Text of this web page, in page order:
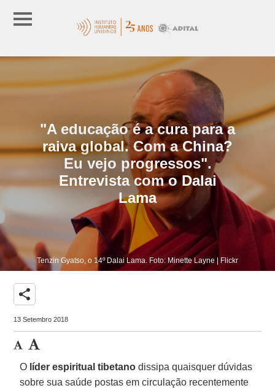
"A educação é a cura para a
raiva global. Com a China?
Eu vejo progressos".
Entrevista com o Dalai
Lama
Tenzin Gyatso, o 14º Dalai Lama. Foto: Minette Layne | Flickr
share
13 Setembro 2018
O líder espiritual tibetano dissipa quaisquer dúvidas
sobre sua saúde postas em circulação recentemente